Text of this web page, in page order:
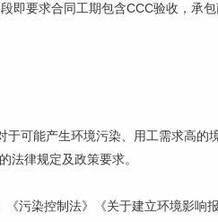
即要求合同工期包含CCC验收，承
于可能产生环境污染、用工需求高的
法律规定及政策要求。
污染控制法》《关于建立环境影响